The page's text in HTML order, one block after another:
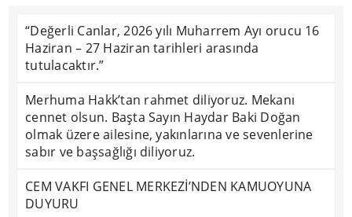
“Değerli Canlar, 2026 yılı Muharrem Ayı orucu 16
Haziran – 27 Haziran tarihleri arasında
tutulacaktır.”
Merhuma Hakk’tan rahmet diliyoruz. Mekanı
cennet olsun. Başta Sayın Haydar Baki Doğan
olmak üzere ailesine, yakınlarına ve sevenlerine
sabır ve başsağlığı diliyoruz.
CEM VAKFI GENEL MERKEZİ’NDEN KAMUOYUNA
DUYURU